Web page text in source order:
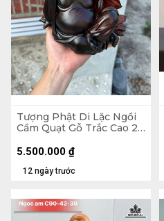
Tượng Phật Di Lặc Ngồi
Cầm Quạt Gỗ Trắc Cao 20
12 ngày trước
5.500.000 ₫